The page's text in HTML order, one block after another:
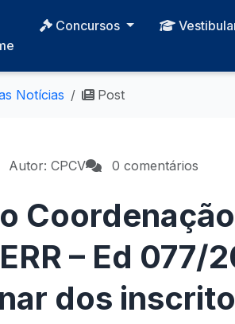
Concursos
Notícias Post
Autor: CPCV 0 comentários
– Ed 077/
dos